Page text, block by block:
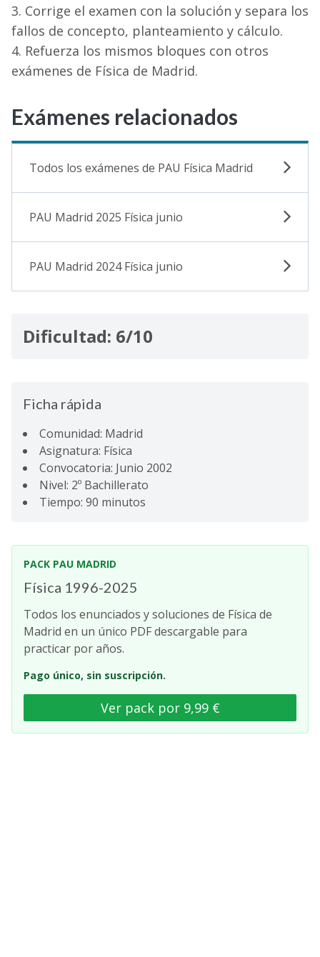
Corrige el examen con la solución y separa los
fallos de concepto, planteamiento y cálculo.
Refuerza los mismos bloques con otros
exámenes de Física de Madrid.
Exámenes relacionados
Todos los exámenes de PAU Física Madrid
PAU Madrid 2025 Física junio
PAU Madrid 2024 Física junio
Dificultad: 6/10
Ficha rápida
Comunidad: Madrid
Asignatura: Física
Convocatoria: Junio 2002
Nivel: 2º Bachillerato
Tiempo: 90 minutos
PACK PAU MADRID
Física 1996-2025
Todos los enunciados y soluciones de Física de
Madrid en un único PDF descargable para
practicar por años.
Pago único, sin suscripción.
Ver pack por 9,99 €